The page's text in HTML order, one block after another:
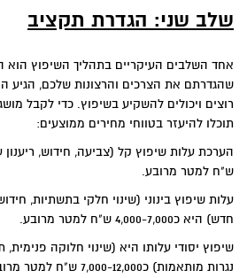
שלב שני: הגדרת תקציב
אחד השלבים העיקריים בתהליך השיפוץ הוא
שהגדרתם את הצרכים והרצונות שלכם, הגיע
רוצים ויכולים להשקיע בשיפוץ. כדי לקבל
תוכלו להיעזר בטווחי מחירים ממוצעים:
ש"ח למטר מרובע.
עלות שיפוץ בינוני (שינוי חלקי בתשתיות,
חדש) היא כ4,000-7,000 ש"ח למטר מרובע.
שיפוץ יסודי עלותו היא (שינוי חלוקה
נגרות מותאמות) כ7,000-12,000 ש"ח למטר מרובע.